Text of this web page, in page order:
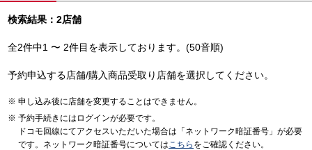
検索結果：2店舗
全2件中1 〜 2件目を表示しております。(50音順)
予約申込する店舗/購入商品受取り店舗を選択してください。
申し込み後に店舗を変更することはできません。
予約手続きにはログインが必要です。
ドコモ回線にてアクセスいただいた場合は「ネットワーク暗証番号」が必要
です。ネットワーク暗証番号についてはこちら をご確認ください。